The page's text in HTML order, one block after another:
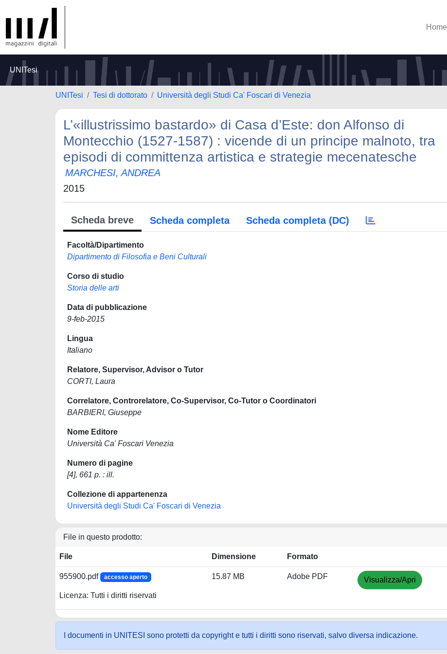
Home
UNITesi
UNITesi Tesi di dottorato Università degli Studi Ca' Foscari di Venezia
L’«illustrissimo bastardo» di Casa d’Este: don Alfonso di
Montecchio (1527-1587) : vicende di un principe malnoto, tra
episodi di committenza artistica e strategie mecenatesche
MARCHESI, ANDREA
2015
Scheda breve Scheda completa Scheda completa (DC)
Facoltà/Dipartimento
Dipartimento di Filosofia e Beni Culturali
Corso di studio
Storia delle arti
Data di pubblicazione
9-feb-2015
Lingua
Italiano
Relatore, Supervisor, Advisor o Tutor
CORTI, Laura
Correlatore, Controrelatore, Co-Supervisor, Co-Tutor o Coordinatori
BARBIERI, Giuseppe
Nome Editore
Università Ca' Foscari Venezia
Numero di pagine
[4], 661 p. : ill.
Collezione di appartenenza
Università degli Studi Ca' Foscari di Venezia
File in questo prodotto:
File Dimensione Formato
955900.pdf accesso aperto
Licenza: Tutti i diritti riservati
15.87 MB Adobe PDF Visualizza/Apri
I documenti in UNITESI sono protetti da copyright e tutti i diritti sono riservati, salvo diversa indicazione.